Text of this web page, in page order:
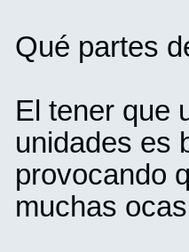
Qué partes
El tener que
unidades es
provocando
muchas